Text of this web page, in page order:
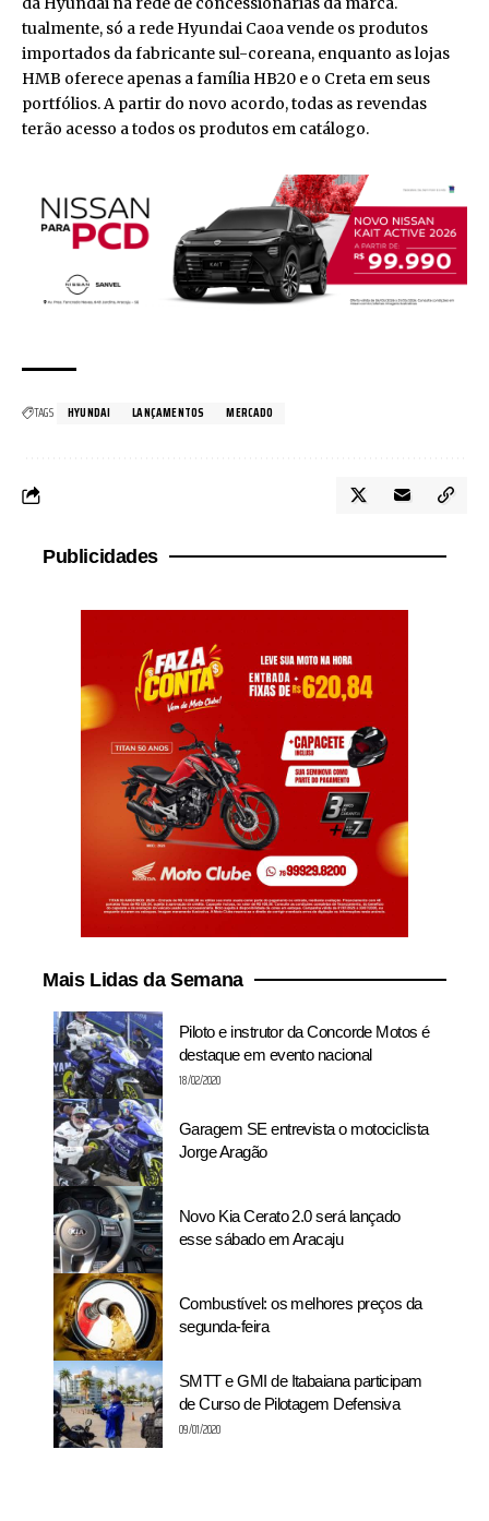
tualmente, só a rede Hyundai Caoa vende os produtos
importados da fabricante sul-coreana, enquanto as lojas
HMB oferece apenas a família HB20 e o Creta em seus
portfólios. A partir do novo acordo, todas as revendas
terão acesso a todos os produtos em catálogo.
TAGS HYUNDAI LANÇAMENTOS MERCADO
Publicidades
Mais Lidas da Semana
Piloto e instrutor da Concorde Motos é
destaque em evento nacional
18/02/2020
Garagem SE entrevista o motociclista
Jorge Aragão
Novo Kia Cerato 2.0 será lançado
esse sábado em Aracaju
Combustível: os melhores preços da
segunda-feira
SMTT e GMI de Itabaiana participam
de Curso de Pilotagem Defensiva
09/01/2020